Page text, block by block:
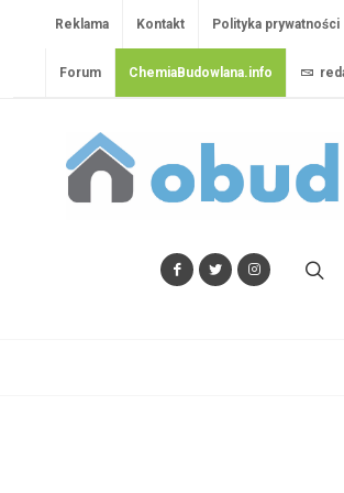
Reklama Kontakt Polityka prywatności
Forum ChemiaBudowlana.info